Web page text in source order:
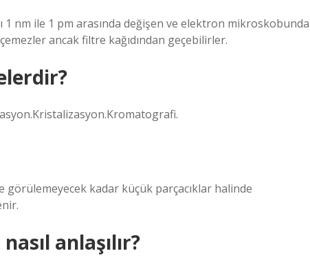
nm ile 1 pm arasında değişen ve elektron mikroskobunda
ancak filtre kağıdından geçebilirler.
görülemeyecek kadar küçük parçacıklar halinde
anlaşılır?